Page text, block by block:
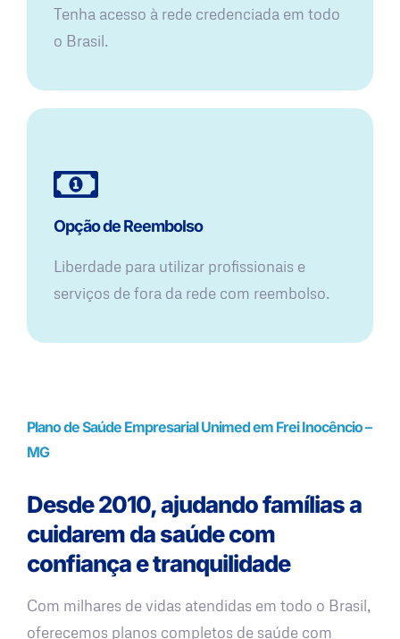
Tenha acesso à rede credenciada em todo
o Brasil.
Opção de Reembolso
Liberdade para utilizar profissionais e
serviços de fora da rede com reembolso.
Plano de Saúde Empresarial Unimed em Frei Inocêncio –
MG
Desde 2010, ajudando famílias a
cuidarem da saúde com
confiança e tranquilidade
Com milhares de vidas atendidas em todo o Brasil,
oferecemos planos completos de saúde com